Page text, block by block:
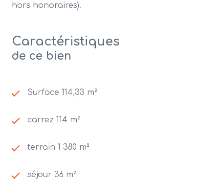
hors honoraires).
Caractéristiques
de ce bien
Surface 114,33 m²
carrez 114 m²
terrain 1 380 m²
séjour 36 m²